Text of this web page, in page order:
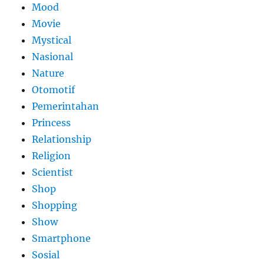
Mood
Movie
Mystical
Nasional
Nature
Otomotif
Pemerintahan
Princess
Relationship
Religion
Scientist
Shop
Shopping
Show
Smartphone
Sosial